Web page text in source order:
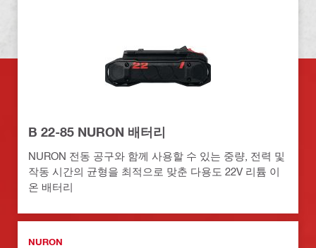
B 22-85 NURON 배터리
NURON 전동 공구와 함께 사용할 수 있는 중량, 전력 및
작동 시간의 균형을 최적으로 맞춘 다용도 22V 리튬 이
온 배터리
NURON